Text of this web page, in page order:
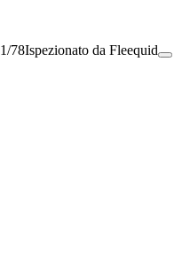
1/78Ispezionato da Fleequid